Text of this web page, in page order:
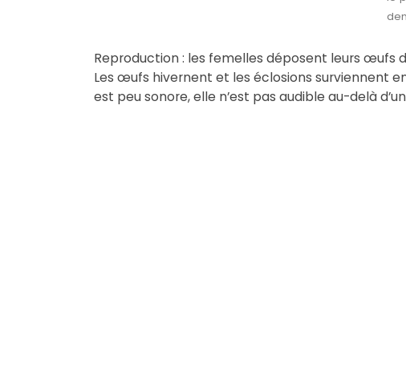
Reproduction : les femelles déposent leurs œufs
Les œufs hivernent et les éclosions surviennent
est peu sonore, elle n’est pas audible au-delà